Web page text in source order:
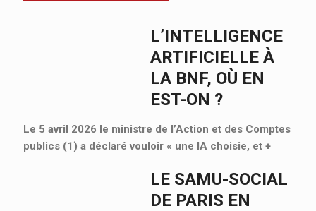
L’INTELLIGENCE
ARTIFICIELLE À
LA BNF, OÙ EN
EST-ON ?
Le 5 avril 2026 le ministre de l’Action et des Comptes
publics (1) a déclaré vouloir « une IA choisie, et +
LE SAMU-SOCIAL
DE PARIS EN